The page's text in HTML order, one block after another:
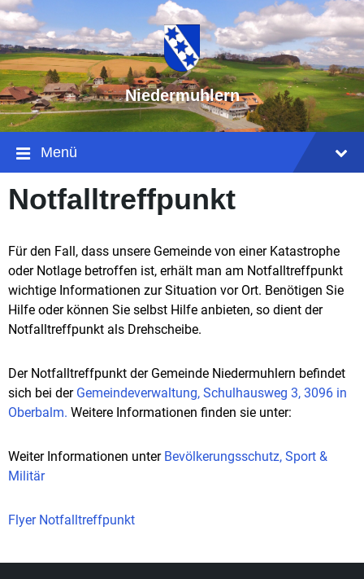
Niedermuhlern
Menü
Notfalltreffpunkt
Für den Fall, dass unsere Gemeinde von einer Katastrophe
oder Notlage betroffen ist, erhält man am Notfalltreffpunkt
wichtige Informationen zur Situation vor Ort. Benötigen Sie
Hilfe oder können Sie selbst Hilfe anbieten, so dient der
Notfalltreffpunkt als Drehscheibe.
Der Notfalltreffpunkt der Gemeinde Niedermuhlern befindet
sich bei der Gemeindeverwaltung, Schulhausweg 3, 3096 in
Oberbalm. Weitere Informationen finden sie unter:
Weiter Informationen unter Bevölkerungsschutz, Sport &
Militär
Flyer Notfalltreffpunkt